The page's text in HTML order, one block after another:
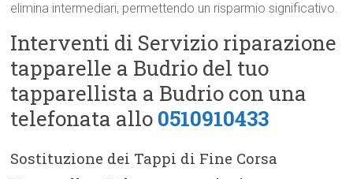
elimina intermediari, permettendo un risparmio significativo.
Interventi di Servizio riparazione
tapparelle a Budrio del tuo
tapparellista a Budrio con una
telefonata allo 0510910433
Sostituzione dei Tappi di Fine Corsa